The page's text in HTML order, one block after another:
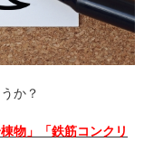
か？
物」「鉄筋コンクリ